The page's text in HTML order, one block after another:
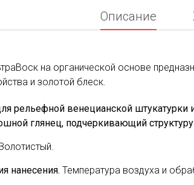
Описание
на органической основе
и золотой блеск.
рельефной венецианской
глянец, подчеркивающий
нанесения. Температура воздуха и